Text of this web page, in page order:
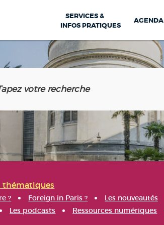
SERVICES &
INFOS PRATIQUES
AGENDA
thématiques
? Foreign in Paris ? Les nouveautés
Les podcasts Ressources numériques